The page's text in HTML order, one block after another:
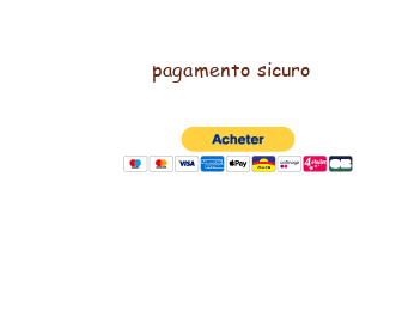
pagamento sicuro